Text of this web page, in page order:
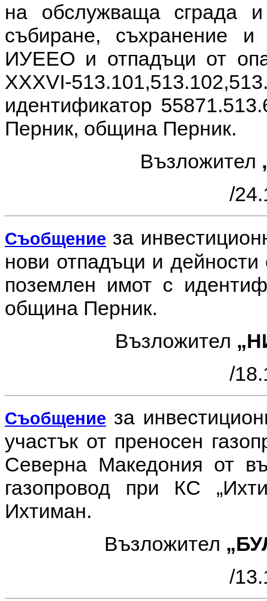
на обслужваща сграда
събиране, съхранение
ИУЕЕО и отпадъци от
XXXVI-
идентификатор
Перник, община Перник.
Възложител
/
Съобщение за
нови отпадъци и
поземлен имот с
община Перник.
Възложител
/
Съобщение за
участък от преносен
Северна Македония от
газопровод при КС
Ихтиман.
Възложител
/